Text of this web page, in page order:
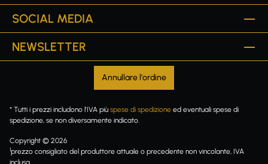
SOCIAL MEDIA
NEWSLETTER
Annullare l'ordine
* Tutti i prezzi includono l'IVA più spese di spedizione ed eventuali spese di
spedizione, se non diversamente indicato.
Copyright © 2026
1prezzo consigliato del produttore attuale o precedente non vincolante, IVA
inclusa.